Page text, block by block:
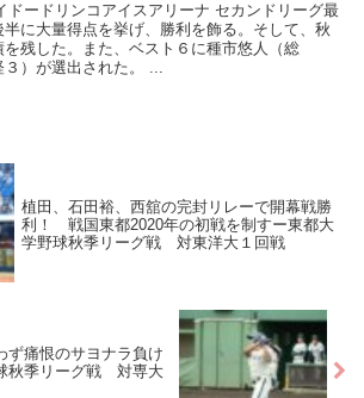
ードリンコアイスアリーナ セカンドリーグ最
に大量得点を挙げ、勝利を飾る。そして、秋
を残した。また、ベスト６に種市悠人（総
３）が選出された。 ...
植田、石田裕、西舘の完封リレーで開幕戦勝
利！ 戦国東都2020年の初戦を制すー東都大
学野球秋季リーグ戦 対東洋大１回戦
ず痛恨のサヨナラ負け
秋季リーグ戦 対専大